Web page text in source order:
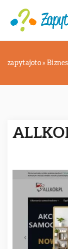
zapytajoto » Biznes